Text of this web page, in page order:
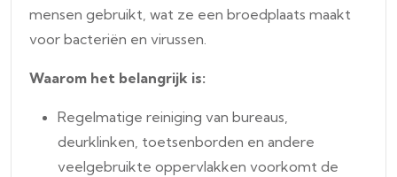
mensen gebruikt, wat ze een broedplaats maakt
voor bacteriën en virussen.
Waarom het belangrijk is:
Regelmatige reiniging van bureaus,
deurklinken, toetsenborden en andere
veelgebruikte oppervlakken voorkomt de